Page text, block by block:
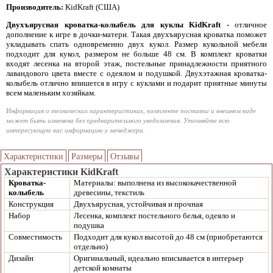
Производитель: KidKraft (США)
Двухъярусная кроватка-колыбель для куклы KidKraft - отличное
дополнение к игре в дочки-матери. Такая двухъярусная кроватка поможет
укладывать спать одновременно двух кукол. Размер кукольной мебели
подходит для кукол, размером не больше 48 см. В комплект кроватки
входят лесенка на второй этаж, постельные принадлежности приятного
лавандового цвета вместе с одеялом и подушкой. Двухэтажная кроватка-
колыбель отлично впишется в игру с куклами и подарит приятные минуты
всем маленьким хозяйкам.
Информация о технических характеристиках, комплекте поставки и внешнем виде
может быть изменена без предварительного уведомления. Уточняйте всю
интересующую вас информацию у менеджера.
Характеристики Размеры Отзывы
Характеристики KidKraft
Кроватка-
колыбель
Материалы: выполнена из высококачественной
древесины, текстиль
Конструкция
Двухъярусная, устойчивая и прочная
Набор
Лесенка, комплект постельного белья, одеяло и
подушка
Совместимость
Подходит для кукол высотой до 48 см (приобретаются
отдельно)
Дизайн
Оригинальный, идеально вписывается в интерьер
детской комнаты